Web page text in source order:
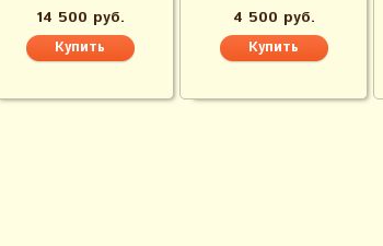
14 500 руб. 4 500 руб.